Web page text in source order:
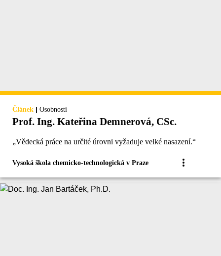
Článek | Osobnosti
Prof. Ing. Kateřina Demnerová, CSc.
„Vědecká práce na určité úrovni vyžaduje velké nasazení.“
Vysoká škola chemicko-technologická v Praze